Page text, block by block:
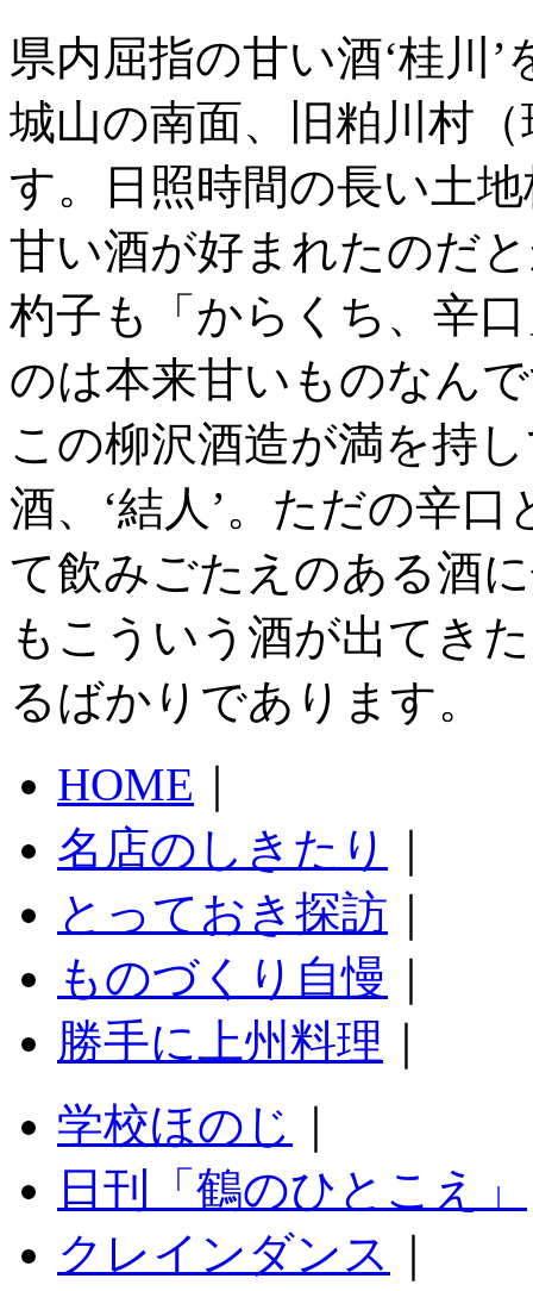
県内屈指の甘い酒‘桂川
城山の南面、旧粕川村
す。日照時間の長い土
甘い酒が好まれたのだ
杓子も「からくち、辛
のは本来甘いものなん
この柳沢酒造が満を持
酒、‘結人’。ただの辛
て飲みごたえのある酒
もこういう酒が出てき
るばかりであります。
HOME
名店のしきたり
とっておき探訪
ものづくり自慢
勝手に上州料理
学校ほのじ
日刊「鶴のひとこえ」
クレインダンス